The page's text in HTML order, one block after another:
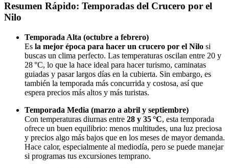
Resumen Rápido: Temporadas del Crucero por el
Nilo
Temporada Alta (octubre a febrero)
Es la mejor época para hacer un crucero por el Nilo si
buscas un clima perfecto. Las temperaturas oscilan entre 20 y
28 °C, lo que la hace ideal para hacer turismo, caminatas
guiadas y pasar largos días en la cubierta. Sin embargo, es
también la temporada más concurrida y costosa, así que
espera precios más altos y más turistas.
Temporada Media (marzo a abril y septiembre)
Con temperaturas diurnas entre 28 y 35 °C, esta temporada
ofrece un buen equilibrio: menos multitudes, una luz preciosa
y precios algo más bajos que en los meses de mayor demanda.
Hace calor, especialmente al mediodía, pero se puede manejar
si programas tus excursiones temprano.